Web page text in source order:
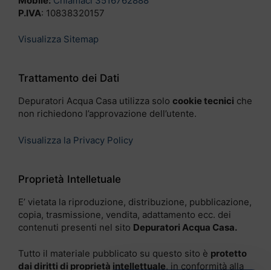
P.IVA: 10838320157
Visualizza Sitemap
Trattamento dei Dati
Depuratori Acqua Casa utilizza solo cookie tecnici che
non richiedono l’approvazione dell’utente.
Visualizza la Privacy Policy
Proprietà Intelletuale
E’ vietata la riproduzione, distribuzione, pubblicazione,
copia, trasmissione, vendita, adattamento ecc. dei
contenuti presenti nel sito Depuratori Acqua Casa.
Tutto il materiale pubblicato su questo sito è protetto
dai diritti di proprietà intellettuale, in conformità alla